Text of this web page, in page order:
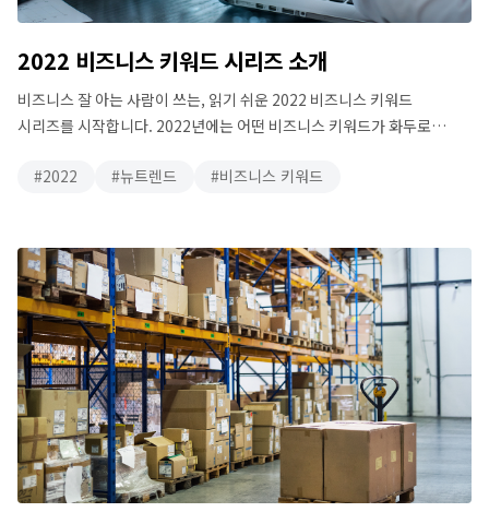
2022 뉴트렌드 비즈니스 키워드
2022 비즈니스 키워드 시리즈 소개
비즈니스 잘 아는 사람이 쓰는, 읽기 쉬운 2022 비즈니스 키워드
시리즈를 시작합니다. 2022년에는 어떤 비즈니스 키워드가 화두로
어렵습니다. 오래 일한 이 바닥인데 바빠서 놓쳤던 요즘 소식,